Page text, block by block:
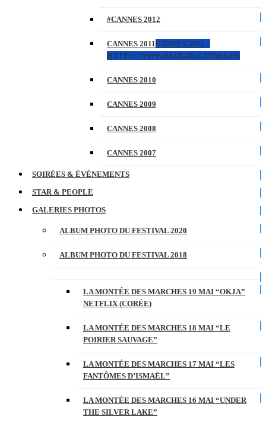
#CANNES 2012
CANNES 2011CANNES 2011 –
HTTPS://WWW.BLOGDECANNES.FR
CANNES 2010
CANNES 2009
CANNES 2008
CANNES 2007
SOIRÉES & ÉVÉNEMENTS
STAR & PEOPLE
GALERIES PHOTOS
ALBUM PHOTO DU FESTIVAL 2020
ALBUM PHOTO DU FESTIVAL 2018
LA MONTÉE DES MARCHES 19 MAI “OKJA”
NETFLIX (CORÉE)
LA MONTÉE DES MARCHES 18 MAI “LE
POIRIER SAUVAGE”
LA MONTÉE DES MARCHES 17 MAI “LES
FANTÔMES D’ISMAËL”
LA MONTÉE DES MARCHES 16 MAI “UNDER
THE SILVER LAKE”